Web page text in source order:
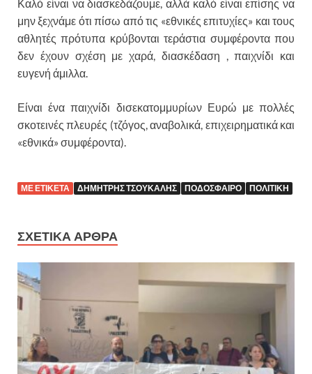
Καλό είναι να διασκεδάζουμε, αλλά καλό είναι επίσης να
μην ξεχνάμε ότι πίσω από τις «εθνικές επιτυχίες» και τους
αθλητές πρότυπα κρύβονται τεράστια συμφέροντα που
δεν έχουν σχέση με χαρά, διασκέδαση , παιχνίδι και
ευγενή άμιλλα.
Είναι ένα παιχνίδι δισεκατομμυρίων Ευρώ με πολλές
σκοτεινές πλευρές (τζόγος, αναβολικά, επιχειρηματικά και
«εθνικά» συμφέροντα).
ΜΕ ΕΤΙΚΕΤΑ ΔΗΜΗΤΡΗΣ ΤΣΟΥΚΑΛΗΣ ΠΟΔΟΣΦΑΙΡΟ ΠΟΛΙΤΙΚΗ
ΣΧΕΤΙΚΑ ΑΡΘΡΑ